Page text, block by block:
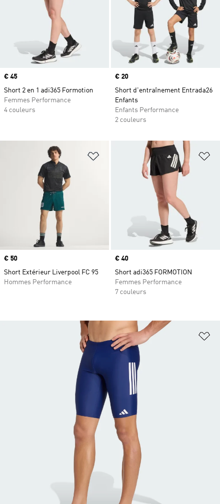
Prix
€ 45
Short 2 en 1 adi365 Formotion
Femmes Performance
4 couleurs
Prix
€ 20
Short d'entraînement Entrada26
Enfants
Enfants Performance
2 couleurs
Ajouter à la Liste de produits
Prix
€ 50
Short Extérieur Liverpool FC 95
Hommes Performance
Prix
€ 40
Short adi365 FORMOTION
Femmes Performance
7 couleurs